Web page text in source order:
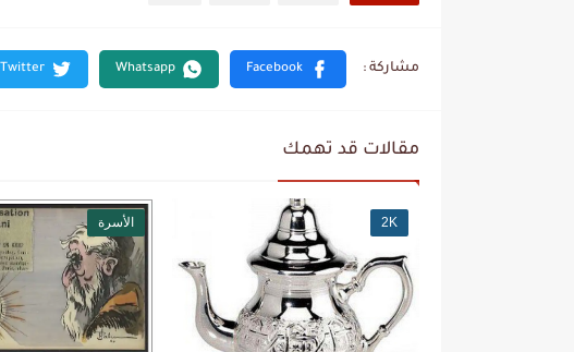
مقالات قد تهمك
2K الأسرة